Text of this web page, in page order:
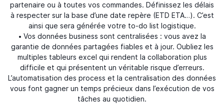
partenaire ou à toutes vos commandes. Définissez les délais
à respecter sur la base d’une date repère (ETD ETA…). C’est
ainsi que sera générée votre to-do list logistique.
• Vos données business sont centralisées : vous avez la
garantie de données partagées fiables et à jour. Oubliez les
multiples tableurs excel qui rendent la collaboration plus
difficile et qui présentent un véritable risque d’erreurs.
L’automatisation des process et la centralisation des données
vous font gagner un temps précieux dans l’exécution de vos
tâches au quotidien.